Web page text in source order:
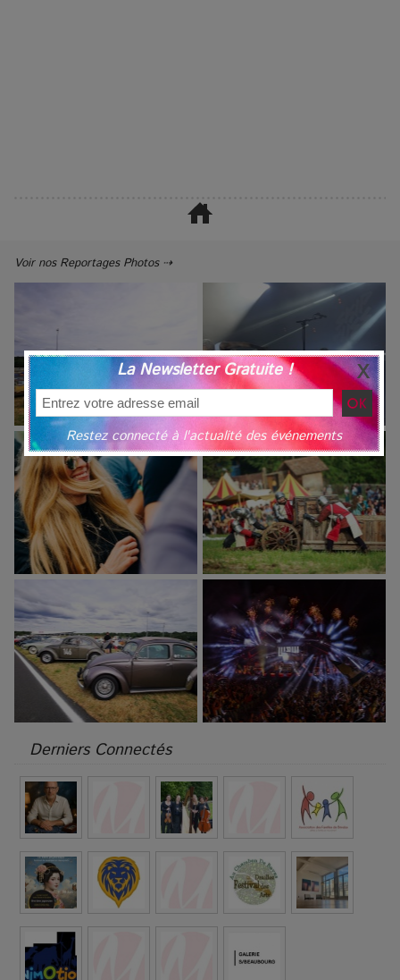
Voir nos Reportages Photos ⇢
Derniers Connectés
La Newsletter Gratuite !
Restez connecté à l'actualité des événements